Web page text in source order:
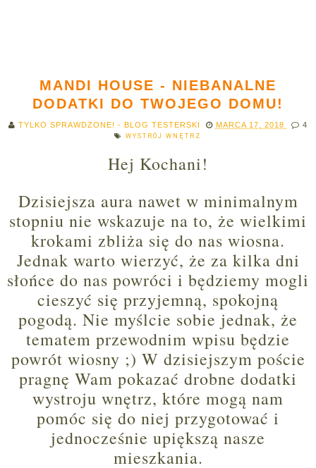
MANDI HOUSE - NIEBANALNE
DODATKI DO TWOJEGO DOMU!
TYLKO SPRAWDZONE! - BLOG TESTERSKI MARCA 17, 2018 4
WYSTRÓJ WNĘTRZ
Hej Kochani!
Dzisiejsza aura nawet w minimalnym
stopniu nie wskazuje na to, że wielkimi
krokami zbliża się do nas wiosna.
Jednak warto wierzyć, że za kilka dni
słońce do nas powróci i będziemy mogli
cieszyć się przyjemną, spokojną
pogodą. Nie myślcie sobie jednak, że
tematem przewodnim wpisu będzie
powrót wiosny ;) W dzisiejszym poście
pragnę Wam pokazać drobne dodatki
wystroju wnętrz, które mogą nam
pomóc się do niej przygotować i
jednocześnie upiększą nasze
mieszkania.